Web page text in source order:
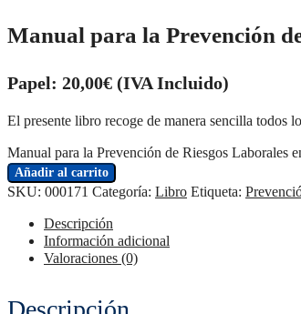
Manual para la Prevención
Papel: 20,00€ (IVA Incluido)
El presente libro recoge de manera sencilla todos
Manual para la Prevención de Riesgos Laborales
Añadir al carrito
SKU: 000171 Categoría: Libro Etiqueta:
Descripción
Información adicional
Valoraciones (0)